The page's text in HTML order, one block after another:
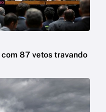
87 vetos travando